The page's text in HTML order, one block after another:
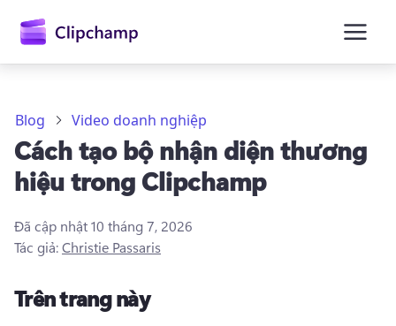
dung
chính
Blog Video doanh nghiệp
Cách tạo bộ nhận diện thương
hiệu trong Clipchamp
Đã cập nhật10 tháng 7, 2026
Tác giả:Christie Passaris
Trên trang này